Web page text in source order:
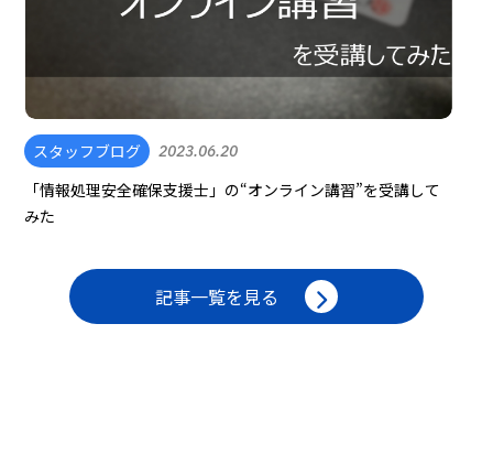
スタッフブログ 2023.06.20
「情報処理安全確保支援士」の“オンライン講習”を受講して
みた
記事一覧を見る